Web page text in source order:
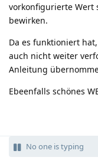
vorkonfigurierte Wert
bewirken.
Da es funktioniert
auch nicht weiter
Anleitung
Ebeenfalls schönes
No one is typing